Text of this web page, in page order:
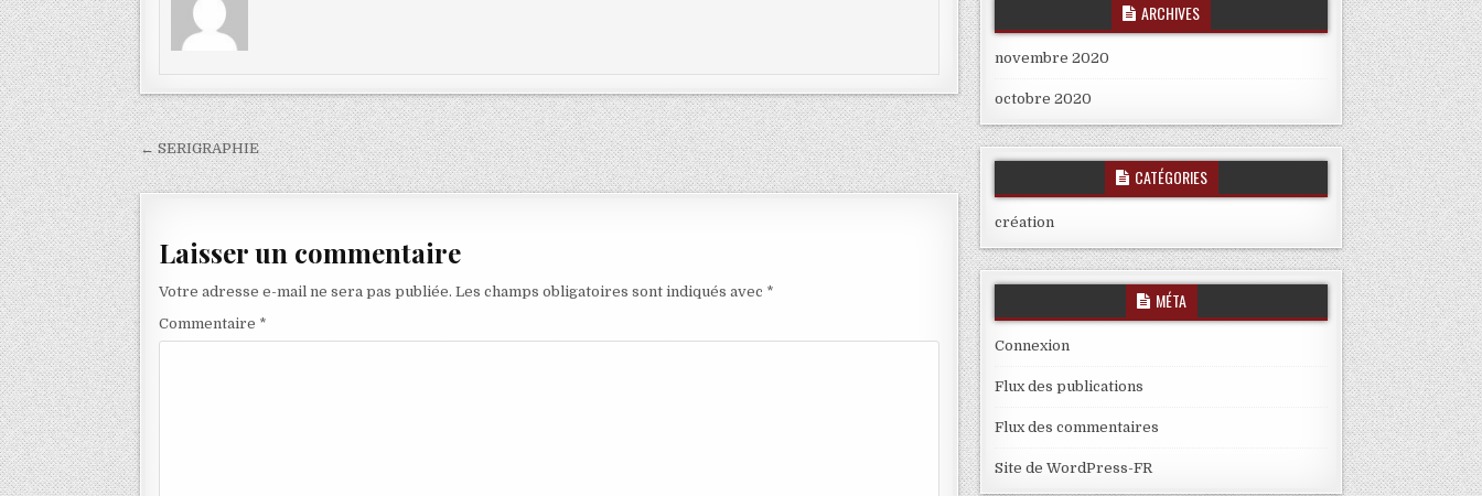
Navigation
de
l’article
← SERIGRAPHIE
Laisser un commentaire
Votre adresse e-mail ne sera pas publiée. Les champs obligatoires sont indiqués avec *
Commentaire *
ARCHIVES
novembre 2020
octobre 2020
CATÉGORIES
création
MÉTA
Connexion
Flux des publications
Flux des commentaires
Site de WordPress-FR